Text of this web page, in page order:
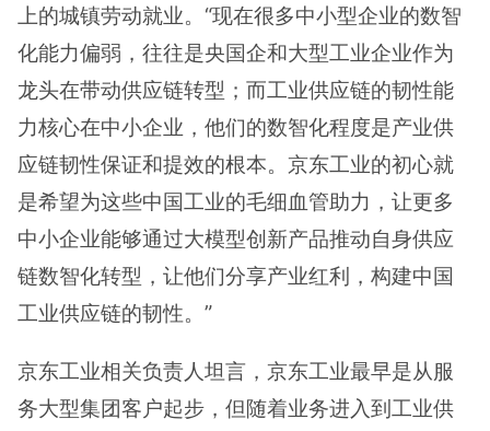
上的城镇劳动就业。“现在很多中小型企业的数智
化能力偏弱，往往是央国企和大型工业企业作为
龙头在带动供应链转型；而工业供应链的韧性能
力核心在中小企业，他们的数智化程度是产业供
应链韧性保证和提效的根本。京东工业的初心就
是希望为这些中国工业的毛细血管助力，让更多
中小企业能够通过大模型创新产品推动自身供应
链数智化转型，让他们分享产业红利，构建中国
工业供应链的韧性。”
京东工业相关负责人坦言，京东工业最早是从服
务大型集团客户起步，但随着业务进入到工业供